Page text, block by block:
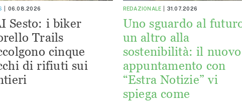
06.08.2026
Sesto: i biker
Trails
cinque
di rifiuti sui
REDAZIONALE 31.07.2026
Uno sguardo al
un altro alla
sostenibilità: il nuovo
appuntamento con
“Estra Notizie” vi
spiega come